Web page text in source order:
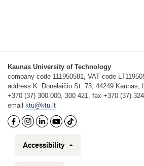
Kaunas University of Technology
company code 111950581, VAT code
address K. Donelaičio St. 73, 44249 Kaunas,
+370 (37) 300 000, 300 421, fax +370 (37)
email
ktu@ktu.lt
Accessibility